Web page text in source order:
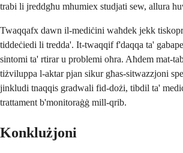
trabi li jreddgħu mhumiex studjati sew, allura
Twaqqafx dawn il-mediċini waħdek jekk
tiddeċiedi li tredda'. It-twaqqif f'daqqa ta'
sintomi ta' rtirar u problemi oħra. Aħdem mat-
tiżviluppa l-aktar pjan sikur għas-sitwazzjoni
jinkludi tnaqqis gradwali fid-dożi, tibdil ta'
trattament b'monitoraġġ mill-qrib.
Konklużjoni